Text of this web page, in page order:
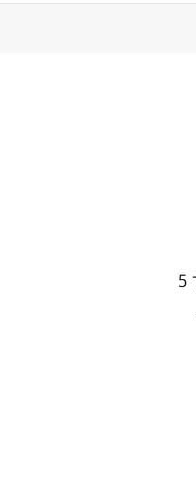
מקרר תצוגה/שתייה אלגנטי במיוחד, בעל תאורה, למקרר 5